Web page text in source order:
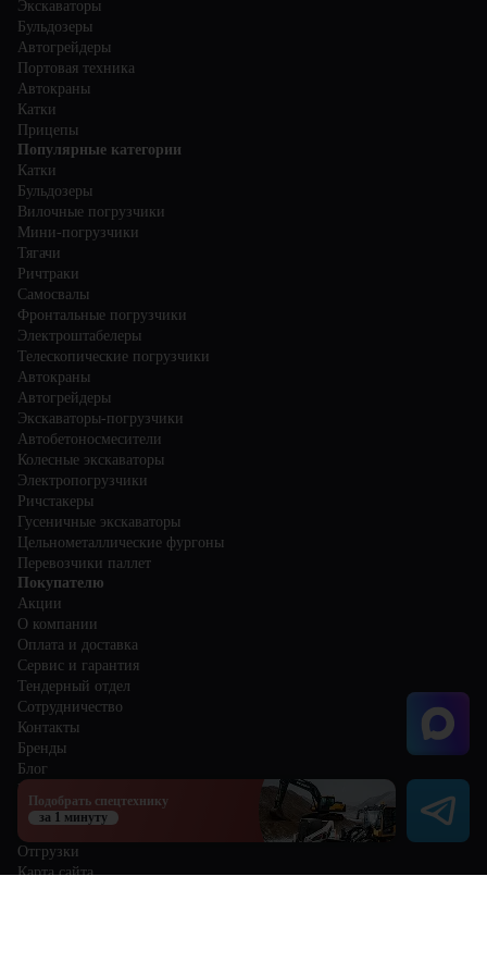
Экскаваторы
Бульдозеры
Автогрейдеры
Портовая техника
Автокраны
Катки
Прицепы
Популярные категории
Катки
Бульдозеры
Вилочные погрузчики
Мини-погрузчики
Тягачи
Ричтраки
Самосвалы
Фронтальные погрузчики
Электроштабелеры
Телескопические погрузчики
Автокраны
Автогрейдеры
Экскаваторы-погрузчики
Автобетоносмесители
Колесные экскаваторы
Электропогрузчики
Ричстакеры
Гусеничные экскаваторы
Цельнометаллические фургоны
Перевозчики паллет
Покупателю
Акции
О компании
Оплата и доставка
Сервис и гарантия
Тендерный отдел
Сотрудничество
Контакты
Бренды
Блог
Избранное
Сравнение
Отгрузки
Карта сайта
Подобрать спецтехнику
за 1 минуту